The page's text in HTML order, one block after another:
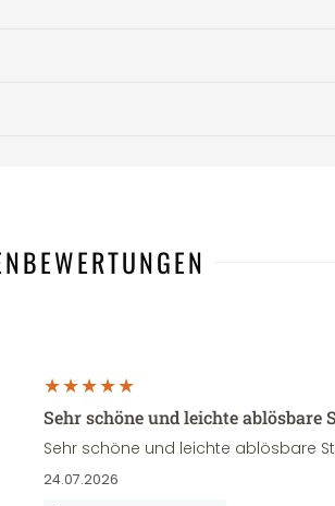
Sehr schöne und leichte ablösbare
Sehr schöne und leichte ablösbare
24.07.2026